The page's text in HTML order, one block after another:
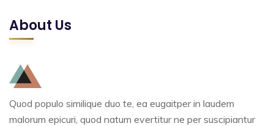
About Us
Quod populo similique duo te, ea eugaitper in laudem
malorum epicuri, quod natum evertitur ne per suscipiantur